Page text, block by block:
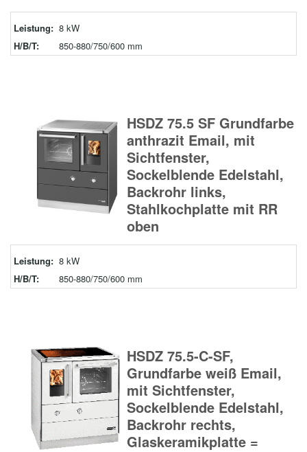
Leistung: 8 kW
H/B/T:
850-880/750/600 mm
HSDZ 75.5 SF Grundfarbe
anthrazit Email, mit
Sichtfenster,
Sockelblende Edelstahl,
Backrohr links,
Stahlkochplatte mit RR
oben
Leistung: 8 kW
H/B/T:
850-880/750/600 mm
HSDZ 75.5-C-SF,
Grundfarbe weiß Email,
mit Sichtfenster,
Sockelblende Edelstahl,
Backrohr rechts,
Glaskeramikplatte =